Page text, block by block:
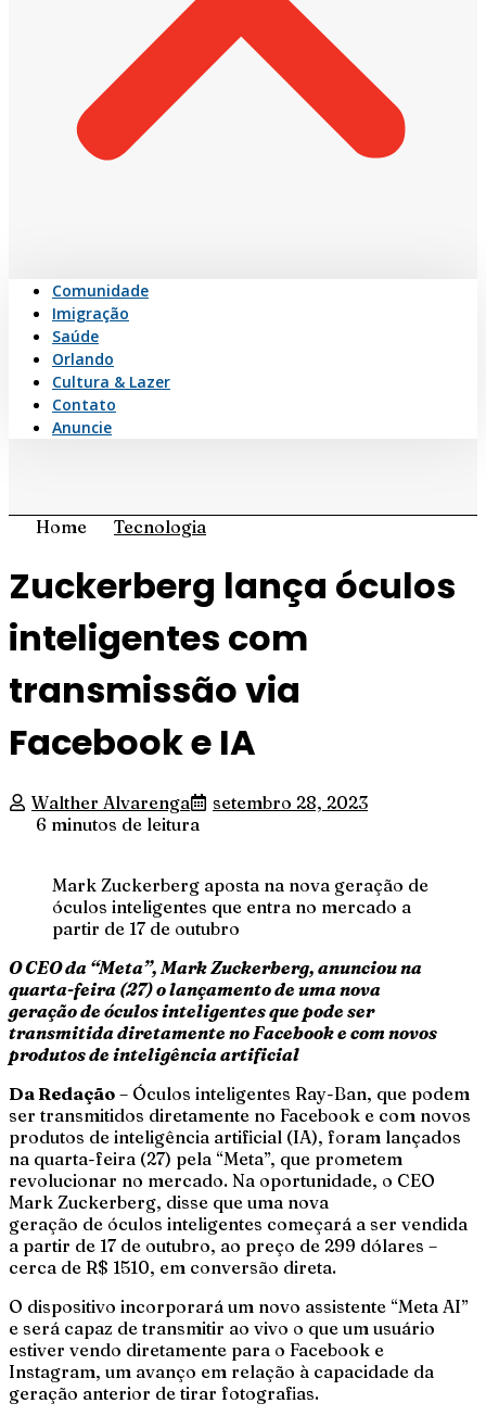
Comunidade
Imigração
Saúde
Orlando
Cultura & Lazer
Contato
Anuncie
Home Tecnologia
Zuckerberg lança óculos
inteligentes com
transmissão via
Facebook e IA
Walther Alvarenga
setembro 28, 2023
6 minutos de leitura
Mark Zuckerberg aposta na nova geração de
óculos inteligentes que entra no mercado a
partir de 17 de outubro
O CEO da “Meta”, Mark Zuckerberg, anunciou na
quarta-feira (27) o lançamento de uma nova
geração de óculos inteligentes que pode ser
transmitida diretamente no Facebook e com novos
produtos de inteligência artificial
Da Redação – Óculos inteligentes Ray-Ban, que podem
ser transmitidos diretamente no Facebook e com novos
produtos de inteligência artificial (IA), foram lançados
na quarta-feira (27) pela “Meta”, que prometem
revolucionar no mercado. Na oportunidade, o CEO
Mark Zuckerberg, disse que uma nova
geração de óculos inteligentes começará a ser vendida
a partir de 17 de outubro, ao preço de 299 dólares –
cerca de R$ 1510, em conversão direta.
O dispositivo incorporará um novo assistente “Meta AI”
e será capaz de transmitir ao vivo o que um usuário
estiver vendo diretamente para o Facebook e
Instagram, um avanço em relação à capacidade da
geração anterior de tirar fotografias.